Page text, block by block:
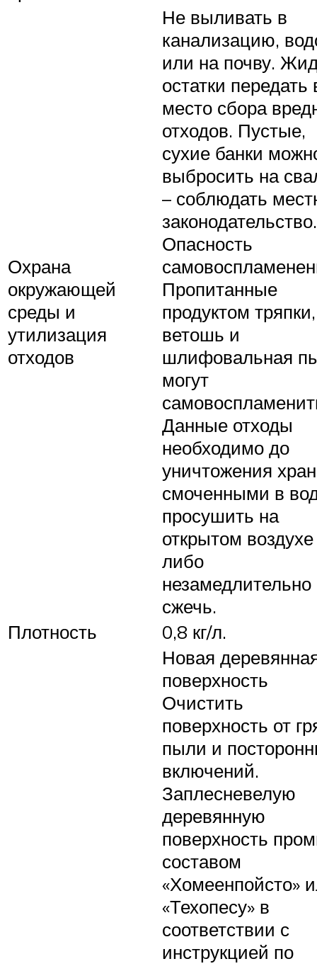
Охрана
окружающей
среды и
утилизация
отходов
Не выливать в
канализацию,
или на почву.
остатки передать
место сбора
отходов. Пустые,
сухие банки
выбросить на
– соблюдать
законодательство.
Опасность
Пропитанные
продуктом тряпки,
ветошь и
шлифовальная
могут
Данные отходы
необходимо до
уничтожения
смоченными в
просушить на
открытом воздухе
либо
незамедлительно
сжечь.
Плотность
0,8 кг/л.
Новая
поверхность
Очистить
поверхность от
пыли и
включений.
Заплесневелую
деревянную
поверхность
составом
«Хомеенпойсто»
«Техопесу» в
соответствии с
инструкцией по